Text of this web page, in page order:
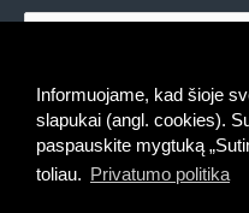
Informuojame, kad šioje
slapukai (angl. cookies).
paspauskite mygtuką
toliau. Privatumo politika
Susipažinau ir sutinku su